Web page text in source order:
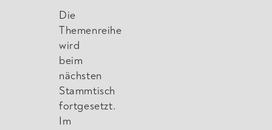
Die
Themenreihe
wird
beim
nächsten
Stammtisch
fortgesetzt.
Im